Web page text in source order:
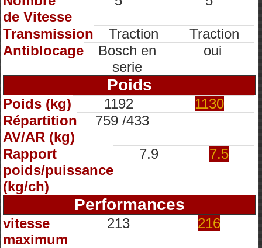
de Vitesse
Transmission Traction
Traction
Antiblocage
Bosch en
serie
oui
Poids
Poids (kg) 1192
1130
Répartition
AV/AR (kg)
759 /433
Rapport
poids/puissance
(kg/ch)
7.9 7.5
Performances
vitesse
maximum
213 216